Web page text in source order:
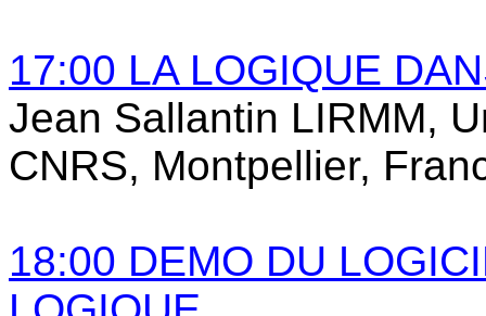
17:00 LA LOGIQUE
Jean Sallantin LIRMM,
CNRS, Montpellier,
18:00 DEMO DU